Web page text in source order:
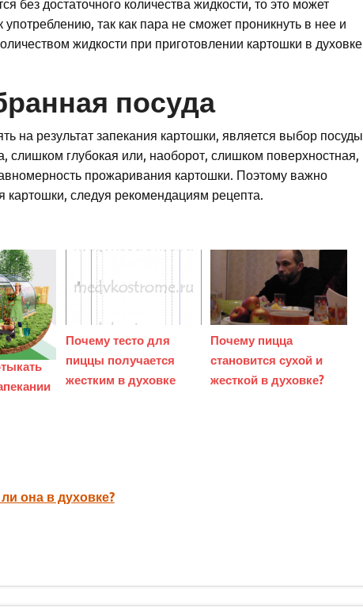
употреблению, так как пара не сможет проникнуть в нее и
жидкости при приготовлении картошки в духовке.
посуда
на результат запекания картошки, является выбор посуды.
слишком глубокая или, наоборот, слишком поверхностная,
прожаривания картошки. Поэтому важно
следуя рекомендациям рецепта.
Почему тесто для
пиццы получается
жестким в духовке
Почему пицца
становится сухой и
жесткой в духовке?
она в духовке?